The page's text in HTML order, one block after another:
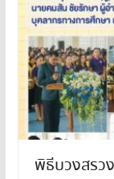
พิธีบวงสรว